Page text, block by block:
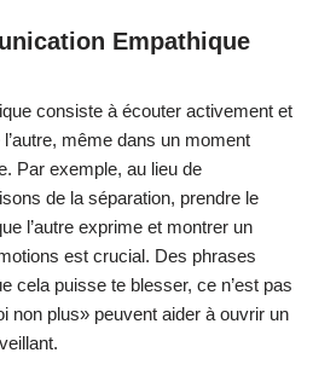
Empathique
consiste à écouter activement et
même dans un moment
Par exemple, au lieu de
de la séparation, prendre le
l’autre exprime et montrer un
est crucial. Des phrases
cela puisse te blesser, ce n’est pas
non plus» peuvent aider à ouvrir un